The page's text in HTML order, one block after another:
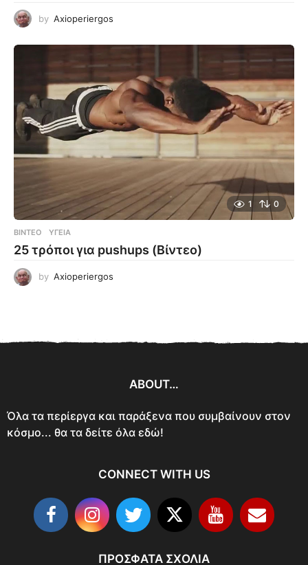
by Axioperiergos
1 0
ΒΊΝΤΕΟ ΥΓΕΊΑ
25 τρόποι για pushups (Βίντεο)
by Axioperiergos
ABOUT…
Όλα τα περίεργα και παράξενα που συμβαίνουν στον
κόσμο... θα τα δείτε όλα εδώ!
CONNECT WITH US
ΠΡΌΣΦΑΤΑ ΣΧΌΛΙΑ